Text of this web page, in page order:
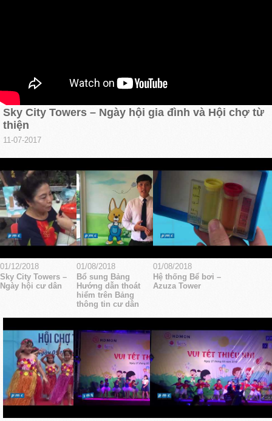
Sky City Towers – Ngày hội gia đình và Hội chợ từ
thiện
11-07-2017
01/12/2018
Sky City Towers –
Ngày hội cư dân
01/08/2018
Bổ sung Bảng
Hướng dẫn thoát
hiểm trên Bảng
thông tin cư dân
01/08/2018
Hệ thống Bể bơi –
Azuza Tower